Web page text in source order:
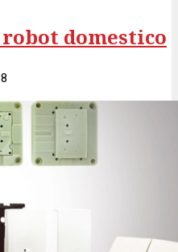
robot domestico